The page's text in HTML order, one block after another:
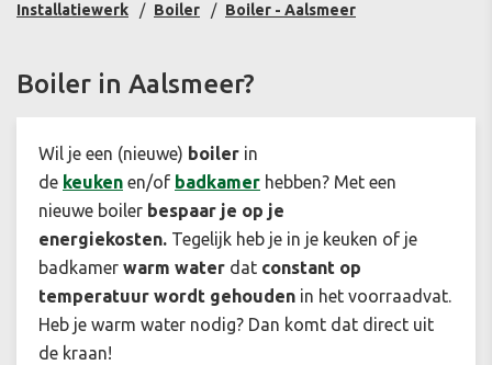
Installatiewerk Boiler Boiler - Aalsmeer
Boiler in Aalsmeer?
Wil je een (nieuwe) boiler in
de keuken en/of badkamer hebben? Met een
nieuwe boiler bespaar je op je
energiekosten. Tegelijk heb je in je keuken of je
badkamer warm water dat constant op
temperatuur wordt gehouden in het voorraadvat.
Heb je warm water nodig? Dan komt dat direct uit
de kraan!